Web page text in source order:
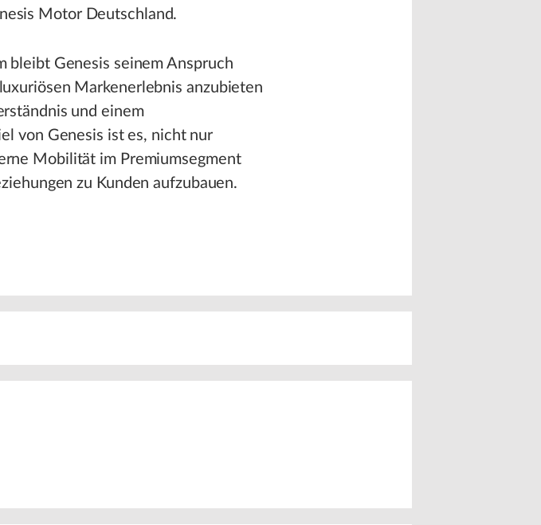
Motor Deutschland.
bleibt Genesis seinem Anspruch
Markenerlebnis anzubieten
und einem
von Genesis ist es, nicht nur
Mobilität im Premiumsegment
zu Kunden aufzubauen.